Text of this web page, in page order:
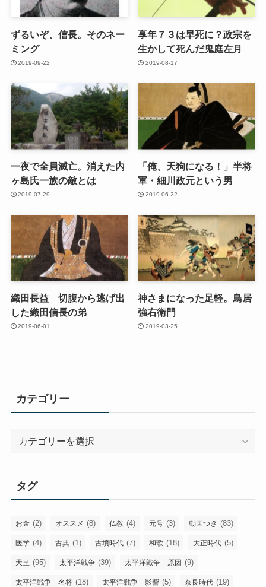
ずるいぞ、信長。そのネー
ミング
2019-09-22
享年７３は早死に？政宗を
生かして死んだ鬼庭左月
2019-08-17
一夜で全員滅亡。消えた内
ヶ島氏一族の敵とは
2019-07-29
「俺、天狗になる！」半将
軍・細川政元という男
2019-06-22
織田長益 切腹から逃げ出
した織田信長の弟
2019-06-01
神さまになった足軽。鳥居
強右衛門
2019-03-25
カテゴリー
ー
タグ
お金 (2) オススメ (8) 仏教 (4) 元号 (3) 動画つき (83)
医学 (4) 古典 (1) 古墳時代 (7) 和歌 (18) 大正時代 (5)
天皇 (95) 太平洋戦争 (39) 太平洋戦争 原因 (9)
太平洋戦争 名将 (18) 太平洋戦争 影響 (5) 奈良時代 (19)